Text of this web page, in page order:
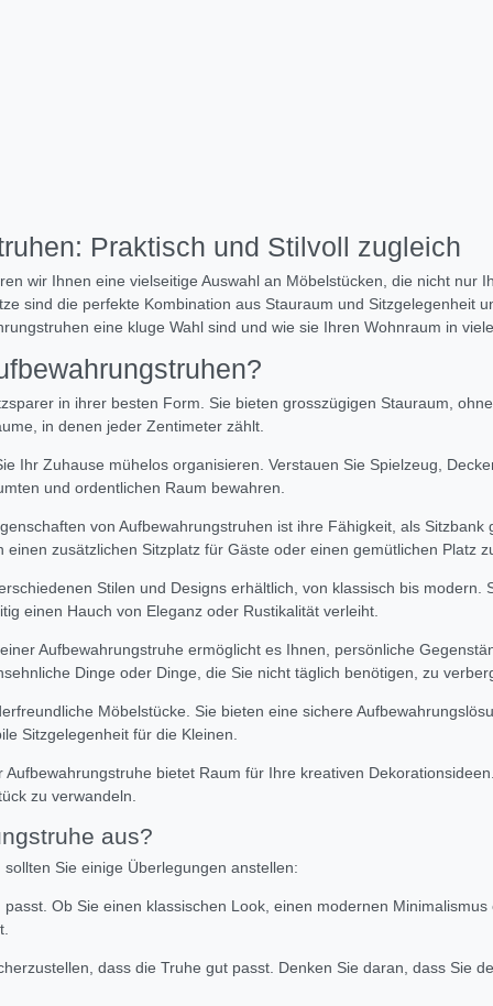
Praktisch und Stilvoll zugleich
wir Ihnen eine vielseitige Auswahl an Möbelstücken, die nicht nur
sind die perfekte Kombination aus Stauraum und Sitzgelegenheit
eine kluge Wahl sind und wie sie Ihren Wohnraum in
in ihrer besten Form. Sie bieten grosszügigen Stauraum,
in denen jeder Zentimeter zählt.
Ihr Zuhause mühelos organisieren. Verstauen Sie Spielzeug,
und ordentlichen Raum bewahren.
von Aufbewahrungstruhen ist ihre Fähigkeit, als
zusätzlichen Sitzplatz für Gäste oder einen gemütlichen Platz
Stilen und Designs erhältlich, von klassisch bis modern.
einen Hauch von Eleganz oder Rustikalität verleiht.
Aufbewahrungstruhe ermöglicht es Ihnen, persönliche
Dinge oder Dinge, die Sie nicht täglich benötigen, zu
Möbelstücke. Sie bieten eine sichere
Sitzgelegenheit für die Kleinen.
bietet Raum für Ihre kreativen
zu verwandeln.
aus?
Sie einige Überlegungen anstellen:
Ob Sie einen klassischen Look, einen modernen
dass die Truhe gut passt. Denken Sie daran, dass Sie